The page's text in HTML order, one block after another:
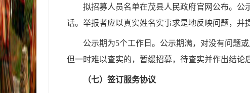
拟招募人员名单在茂县人民政府官网 公布。公
话。举报者应以真实姓名实事求是地反映问题，并
公示期为5个工作日。公示期满，对没有问题
但一时难以查实的，暂缓招募，待查实并作出结
（七）签订服务协议